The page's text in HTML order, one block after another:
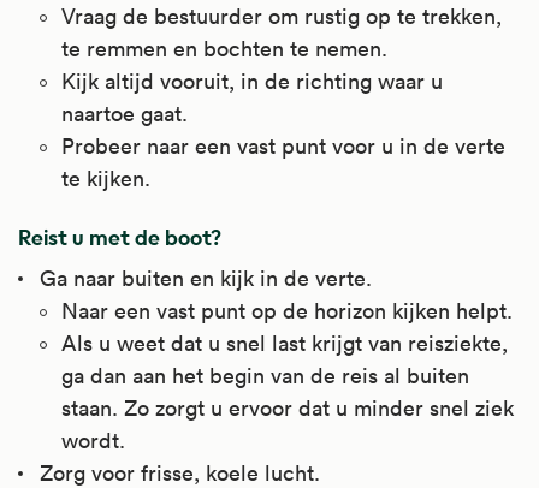
Vraag de bestuurder om rustig op te trekken,
te remmen en bochten te nemen.
Kijk altijd vooruit, in de richting waar u
naartoe gaat.
Probeer naar een vast punt voor u in de verte
te kijken.
Reist u met de boot?
Ga naar buiten en kijk in de verte.
Naar een vast punt op de horizon kijken helpt.
Als u weet dat u snel last krijgt van reisziekte,
ga dan aan het begin van de reis al buiten
staan. Zo zorgt u ervoor dat u minder snel ziek
wordt.
Zorg voor frisse, koele lucht.